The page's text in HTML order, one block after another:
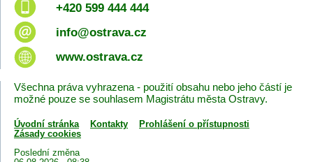
+420 599 444 444
info@ostrava.cz
www.ostrava.cz
Všechna práva vyhrazena - použití obsahu nebo jeho částí je
možné pouze se souhlasem Magistrátu města Ostravy.
Úvodní stránka Kontakty
Prohlášení o přístupnosti
Zásady cookies
Poslední změna